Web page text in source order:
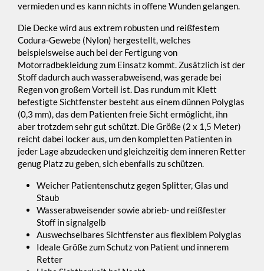
vermieden und es kann nichts in offene Wunden gelangen.
Die Decke wird aus extrem robusten und reißfestem
Codura-Gewebe (Nylon) hergestellt, welches
beispielsweise auch bei der Fertigung von
Motorradbekleidung zum Einsatz kommt. Zusätzlich ist der
Stoff dadurch auch wasserabweisend, was gerade bei
Regen von großem Vorteil ist. Das rundum mit Klett
befestigte Sichtfenster besteht aus einem dünnen Polyglas
(0,3 mm), das dem Patienten freie Sicht ermöglicht, ihn
aber trotzdem sehr gut schützt. Die Größe (2 x 1,5 Meter)
reicht dabei locker aus, um den kompletten Patienten in
jeder Lage abzudecken und gleichzeitig dem inneren Retter
genug Platz zu geben, sich ebenfalls zu schützen.
Weicher Patientenschutz gegen Splitter, Glas und
Staub
Wasserabweisender sowie abrieb- und reißfester
Stoff in signalgelb
Auswechselbares Sichtfenster aus flexiblem Polyglas
Ideale Größe zum Schutz von Patient und innerem
Retter